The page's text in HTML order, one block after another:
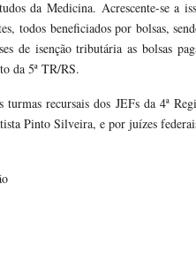
da Medicina. Acrescente-se a
todos beneficiados por bolsas,
de isenção tributária as bolsas
da 5ª TR/RS.
recursais dos JEFs da 4ª
Pinto Silveira, e por juízes